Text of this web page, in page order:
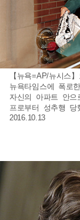
【뉴욕=AP/뉴시스
뉴욕타임스에 폭로
자신의 아파트 안
프로부터 성추행
2016.10.13